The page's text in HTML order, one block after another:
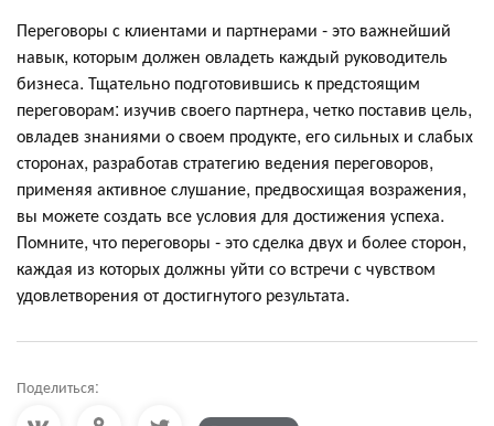
Переговоры с клиентами и партнерами - это важнейший
навык, которым должен овладеть каждый руководитель
бизнеса. Тщательно подготовившись к предстоящим
переговорам: изучив своего партнера, четко поставив цель,
овладев знаниями о своем продукте, его сильных и слабых
сторонах, разработав стратегию ведения переговоров,
применяя активное слушание, предвосхищая возражения,
вы можете создать все условия для достижения успеха.
Помните, что переговоры - это сделка двух и более сторон,
каждая из которых должны уйти со встречи с чувством
удовлетворения от достигнутого результата.
Поделиться: